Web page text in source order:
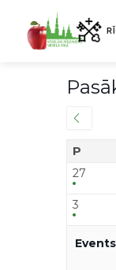
P
27
3